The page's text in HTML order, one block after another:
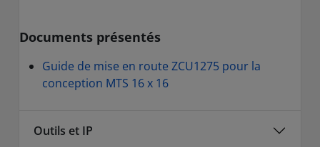
Documents présentés
Guide de mise en route ZCU1275 pour la
conception MTS 16 x 16
Outils et IP